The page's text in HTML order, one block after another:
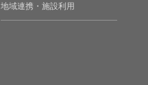
地域連携・施設利用